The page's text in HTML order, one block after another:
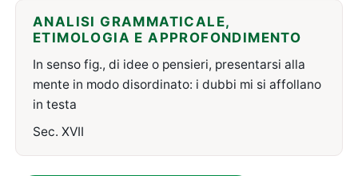
ANALISI GRAMMATICALE,
ETIMOLOGIA E APPROFONDIMENTO
In senso fig., di idee o pensieri, presentarsi alla
mente in modo disordinato: i dubbi mi si affollano
in testa
Sec. XVII